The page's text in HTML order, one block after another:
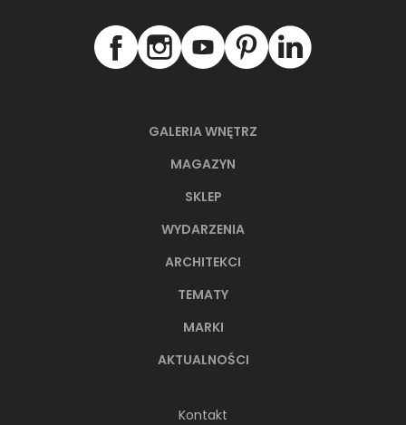
GALERIA WNĘTRZ
MAGAZYN
SKLEP
WYDARZENIA
ARCHITEKCI
TEMATY
MARKI
AKTUALNOŚCI
Kontakt